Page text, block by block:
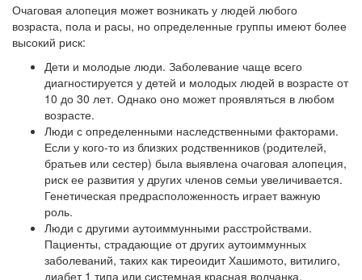
Очаговая алопеция может возникать у людей любого
возраста, пола и расы, но определенные группы имеют более
высокий риск:
Дети и молодые люди. Заболевание чаще всего
диагностируется у детей и молодых людей в возрасте от
10 до 30 лет. Однако оно может проявляться в любом
возрасте.
Люди с определенными наследственными факторами.
Если у кого-то из близких родственников (родителей,
братьев или сестер) была выявлена очаговая алопеция,
риск ее развития у других членов семьи увеличивается.
Генетическая предрасположенность играет важную
роль.
Люди с другими аутоиммунными расстройствами.
Пациенты, страдающие от других аутоиммунных
заболеваний, таких как тиреоидит Хашимото, витилиго,
диабет 1 типа или системная красная волчанка,